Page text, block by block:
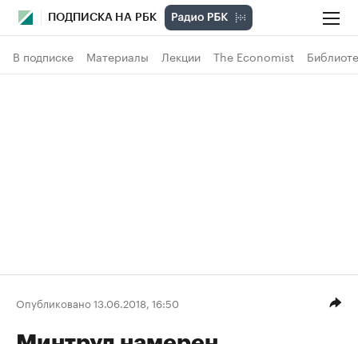
ПОДПИСКА НА РБК
В подписке Материалы Лекции The Economist
Опубликовано 13.06.2018, 16:50